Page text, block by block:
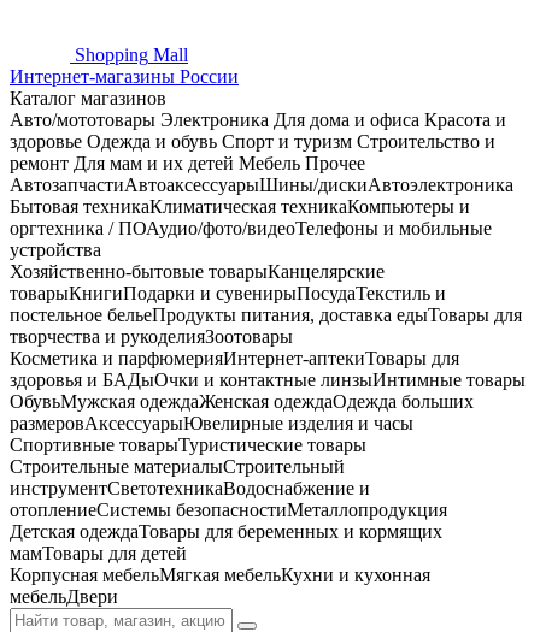
Shopping Mall
Интернет-магазины России
Каталог магазинов
Авто/мототовары Электроника Для дома и офиса Красота и
здоровье Одежда и обувь Спорт и туризм Строительство и
ремонт Для мам и их детей Мебель Прочее
АвтозапчастиАвтоаксессуарыШины/дискиАвтоэлектроника
Бытовая техникаКлиматическая техникаКомпьютеры и
оргтехника / ПОАудио/фото/видеоТелефоны и мобильные
устройства
Хозяйственно-бытовые товарыКанцелярские
товарыКнигиПодарки и сувенирыПосудаТекстиль и
постельное бельеПродукты питания, доставка едыТовары для
творчества и рукоделияЗоотовары
Косметика и парфюмерияИнтернет-аптекиТовары для
здоровья и БАДыОчки и контактные линзыИнтимные товары
ОбувьМужская одеждаЖенская одеждаОдежда больших
размеровАксессуарыЮвелирные изделия и часы
Спортивные товарыТуристические товары
Строительные материалыСтроительный
инструментСветотехникаВодоснабжение и
отоплениеСистемы безопасностиМеталлопродукция
Детская одеждаТовары для беременных и кормящих
мамТовары для детей
Корпусная мебельМягкая мебельКухни и кухонная
мебельДвери